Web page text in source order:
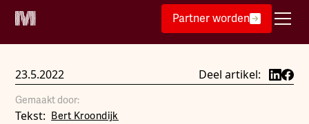
Partner worden
23.5.2022 Deel artikel:
Gemaakt door:
Tekst: Bert Kroondijk